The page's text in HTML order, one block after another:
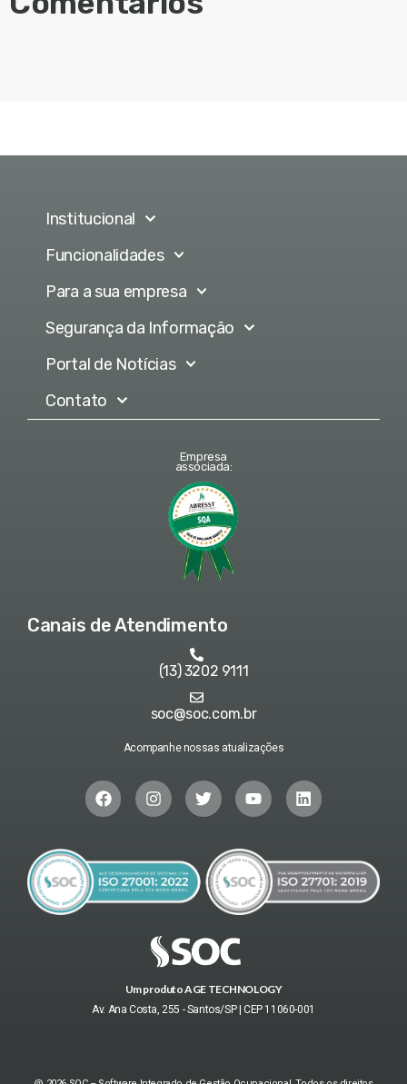
Institucional
Funcionalidades
Para a sua empresa
Segurança da Informação
Portal de Notícias
Contato
Empresa
associada:
Canais de Atendimento
(13) 3202 9111
soc@soc.com.br
Acompanhe nossas atualizações
Um produto AGE TECHNOLOGY
Av. Ana Costa, 255 - Santos/SP | CEP 11060-001